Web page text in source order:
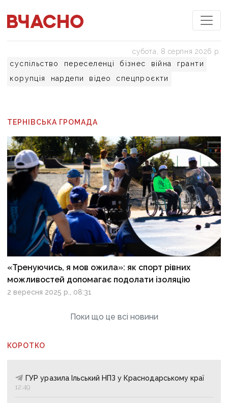
суспільство переселенці бізнес війна
гранти
корупція
нардепи відео спецпроєкти
субота, 8 серпня 2026 р.
ТЕРНІВСЬКА ГРОМАДА
«Тренуючись, я мов ожила»: як спорт рівних
можливостей допомагає подолати ізоляцію
2 вересня 2025 р., 08:31
Поки що це всі новини
КОРОТКО
ГУР уразила Ільський НПЗ у Краснодарському краї
12:49